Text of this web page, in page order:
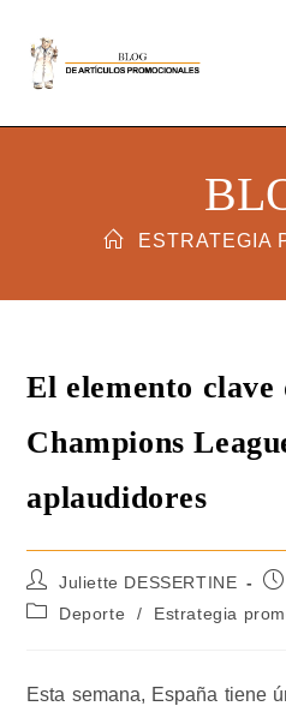
ESTRATEGIA
El elemento
Champions
aplaudidores
Juliette DESSERTINE
Deporte
/ Estrategia
Esta semana, España tiene